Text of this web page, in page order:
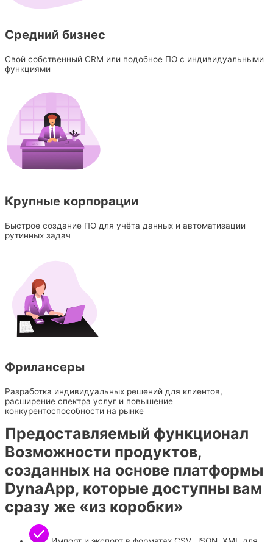
Средний бизнес
Свой собственный CRM или подобное ПО с индивидуальными
функциями
Крупные корпорации
Быстрое создание ПО для учёта данных и автоматизации
рутинных задач
Фрилансеры
Разработка индивидуальных решений для клиентов,
расширение спектра услуг и повышение
конкурентоспособности на рынке
Предоставляемый функционал
Возможности продуктов,
созданных на основе платформы
DynaApp, которые доступны вам
сразу же «из коробки»